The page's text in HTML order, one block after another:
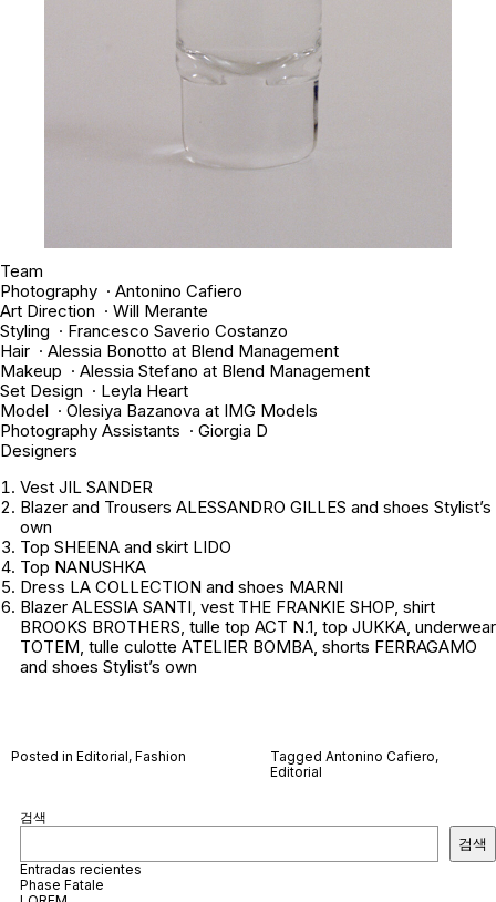
Team
Photography · Antonino Cafiero
Art Direction · Will Merante
Styling · Francesco Saverio Costanzo
Hair · Alessia Bonotto at Blend Management
Makeup · Alessia Stefano at Blend Management
Set Design · Leyla Heart
Model · Olesiya Bazanova at IMG Models
Photography Assistants · Giorgia D
Designers
Vest JIL SANDER
Blazer and Trousers ALESSANDRO GILLES and shoes Stylist’s
own
Top SHEENA and skirt LIDO
Top NANUSHKA
Dress LA COLLECTION and shoes MARNI
Blazer ALESSIA SANTI, vest THE FRANKIE SHOP, shirt
BROOKS BROTHERS, tulle top ACT N.1, top JUKKA, underwear
TOTEM, tulle culotte ATELIER BOMBA, shorts FERRAGAMO
and shoes Stylist’s own
Posted in Editorial, Fashion Tagged Antonino Cafiero,
Editorial
검색
검색
Entradas recientes
Phase Fatale